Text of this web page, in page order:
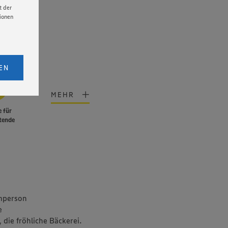
der
1
für
MEHR
die fröhliche Bäckerei.